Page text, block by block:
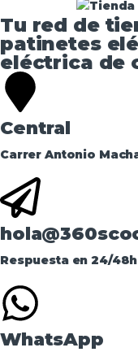
Tu red de
patinetes
eléctrica de
Central
Carrer Antonio
Respuesta en 24/48h
WhatsApp